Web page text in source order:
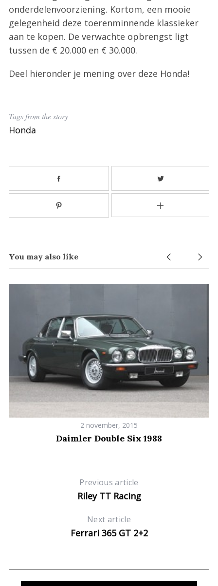
onderdelenvoorziening. Kortom, een mooie
gelegenheid deze toerenminnende klassieker
aan te kopen. De verwachte opbrengst ligt
tussen de € 20.000 en € 30.000.
Deel hieronder je mening over deze Honda!
Tags from the story
Honda
You may also like
2 november, 2015
Daimler Double Six 1988
Previous article
Riley TT Racing
Next article
Ferrari 365 GT 2+2
r
c
h
f
o
: